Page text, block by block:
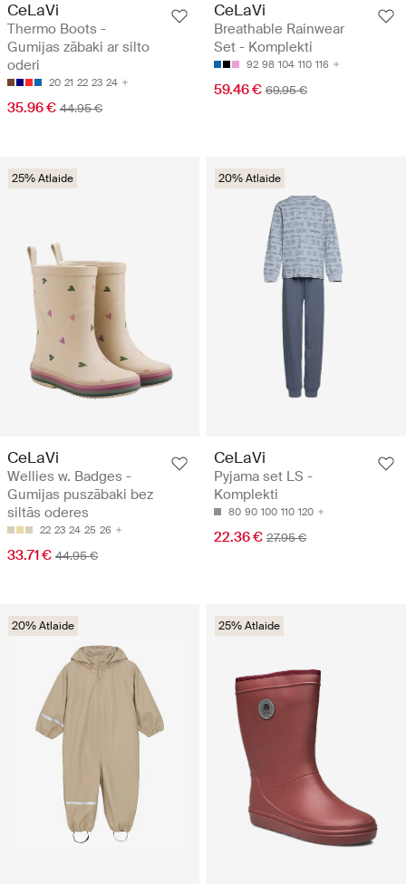
CeLaVi
Thermo Boots -
Gumijas zābaki ar silto
oderi
20 21 22 23 24
35.96 € 44.95 €
CeLaVi
Breathable Rainwear
Set - Komplekti
92 98 104 110 116
59.46 € 69.95 €
25% Atlaide
CeLaVi
Wellies w. Badges -
Gumijas puszābaki bez
siltās oderes
22 23 24 25 26
33.71 € 44.95 €
20% Atlaide
CeLaVi
Pyjama set LS -
Komplekti
80 90 100 110 120
22.36 € 27.95 €
20% Atlaide 25% Atlaide